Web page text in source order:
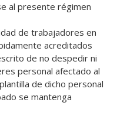
al presente régimen
de trabajadores en
acreditados
de no despedir ni
personal afectado al
de dicho personal
se mantenga